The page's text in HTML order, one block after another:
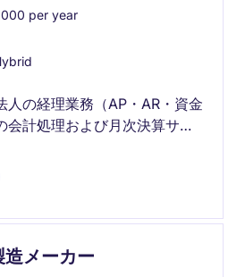
per year
人の経理業務（AP・AR・資金
会計処理および月次決算サポ
トにも関与できる成長機会の
造メーカー